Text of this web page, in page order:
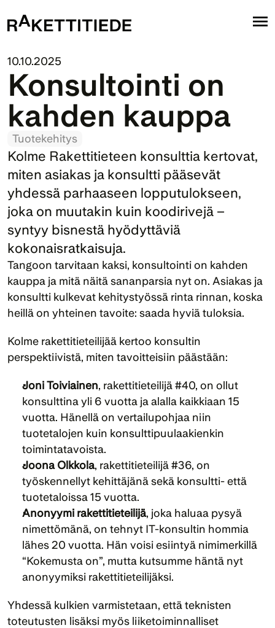
10.10.2025
Konsultointi on
kahden kauppa
Tuotekehitys
Kolme Rakettitieteen konsulttia kertovat,
miten asiakas ja konsultti pääsevät
yhdessä parhaaseen lopputulokseen,
joka on muutakin kuin koodirivejä –
syntyy bisnestä hyödyttäviä
kokonaisratkaisuja.
Tangoon tarvitaan kaksi, konsultointi on kahden
kauppa ja mitä näitä sananparsia nyt on. Asiakas ja
konsultti kulkevat kehitystyössä rinta rinnan, koska
heillä on yhteinen tavoite: saada hyviä tuloksia.
Kolme rakettitieteilijää kertoo konsultin
perspektiivistä, miten tavoitteisiin päästään:
Joni Toiviainen, rakettitieteilijä #40, on ollut
konsulttina yli 6 vuotta ja alalla kaikkiaan 15
vuotta. Hänellä on vertailupohjaa niin
tuotetalojen kuin konsulttipuulaakienkin
toimintatavoista.
Joona Olkkola, rakettitieteilijä #36, on
työskennellyt kehittäjänä sekä konsultti- että
tuotetaloissa 15 vuotta.
Anonyymi rakettitieteilijä, joka haluaa pysyä
nimettömänä, on tehnyt IT-konsultin hommia
lähes 20 vuotta. Hän voisi esiintyä nimimerkillä
“Kokemusta on”, mutta kutsumme häntä nyt
anonyymiksi rakettitieteilijäksi.
Yhdessä kulkien varmistetaan, että teknisten
toteutusten lisäksi myös liiketoiminnalliset